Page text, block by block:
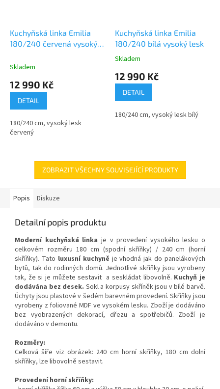
Kuchyňská linka Emilia
180/240 červená vysoký
Skladem
12 990 Kč
DETAIL
180/240 cm, vysoký lesk
červený
Kuchyňská linka Emilia
180/240 bílá vysoký lesk
Průměrné
produktu
5
Skladem
12 990 Kč
DETAIL
180/240 cm, vysoký lesk bílý
ZOBRAZIT VŠECHNY SOUVISEJÍCÍ PRODUKTY
Popis Diskuze
Detailní popis produktu
Moderní kuchyňská linka je v provedení vysokého lesku o
celkovém rozměru 180 cm (spodní skříňky) / 240 cm (horní
skříňky). Tato luxusní kuchyně je vhodná jak do panelákových
bytů, tak do rodinných domů. Jednotlivé skříňky jsou vyrobeny
tak, že si je můžete sestavit a seskládat libovolně. Kuchyň je
dodávána bez desek. Sokl a korpusy skříněk jsou v bílé barvě.
Úchyty jsou plastové v šedém barevném provedení. Skříňky jsou
vyrobeny z foliované MDF ve vysokém lesku. Zboží je dodáváno
bez vyobrazených dekorací, dřezu a spotřebičů. Zboží je
dodáváno v demontu.
Rozměry:
Celková šíře viz obrázek: 240 cm horní skříňky, 180 cm dolní
skříňky, lze libovolně sestavit.
Provedení horní skříňky: